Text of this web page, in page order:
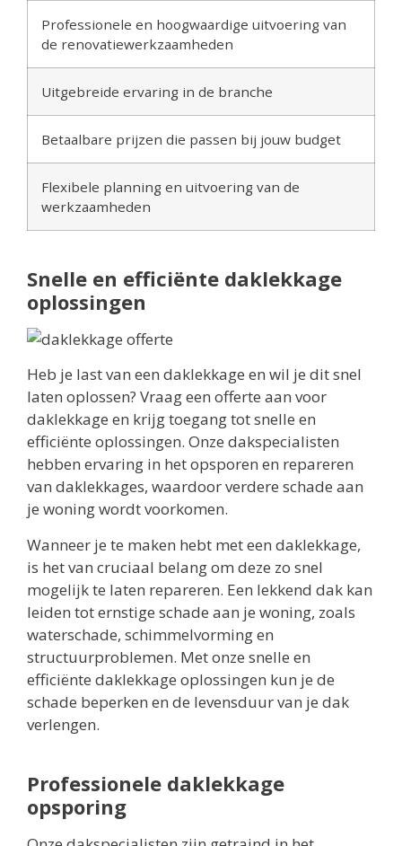
Professionele en hoogwaardige uitvoering van
de renovatiewerkzaamheden
Uitgebreide ervaring in de branche
Betaalbare prijzen die passen bij jouw budget
Flexibele planning en uitvoering van de
werkzaamheden
Snelle en efficiënte daklekkage
oplossingen
Heb je last van een daklekkage en wil je dit snel
laten oplossen? Vraag een offerte aan voor
daklekkage en krijg toegang tot snelle en
efficiënte oplossingen. Onze dakspecialisten
hebben ervaring in het opsporen en repareren
van daklekkages, waardoor verdere schade aan
je woning wordt voorkomen.
Wanneer je te maken hebt met een daklekkage,
is het van cruciaal belang om deze zo snel
mogelijk te laten repareren. Een lekkend dak kan
leiden tot ernstige schade aan je woning, zoals
waterschade, schimmelvorming en
structuurproblemen. Met onze snelle en
efficiënte daklekkage oplossingen kun je de
schade beperken en de levensduur van je dak
verlengen.
Professionele daklekkage
opsporing